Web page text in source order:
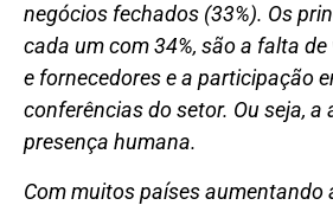
negócios fechados (33%). Os
cada um com 34%, são a falta
e fornecedores e a participação
conferências do setor. Ou seja, a
presença humana.
Com muitos países aumentando